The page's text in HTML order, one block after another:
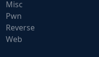
Misc
Pwn
Reverse
Web